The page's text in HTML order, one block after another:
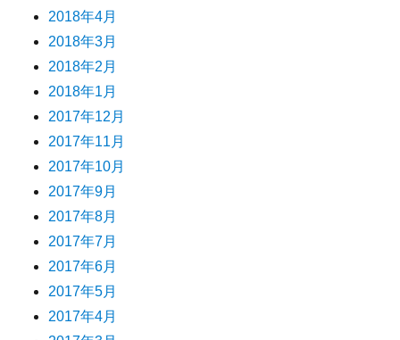
2018年4月
2018年3月
2018年2月
2018年1月
2017年12月
2017年11月
2017年10月
2017年9月
2017年8月
2017年7月
2017年6月
2017年5月
2017年4月